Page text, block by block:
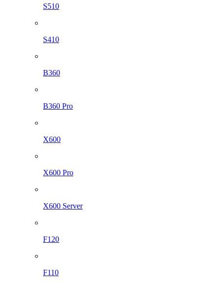
S510
S410
B360
B360 Pro
X600
X600 Pro
X600 Server
F120
F110